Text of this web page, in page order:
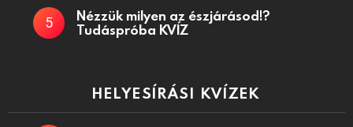
Nézzük milyen az észjárásod!?
Tudáspróba KVÍZ
HELYESÍRÁSI KVÍZEK